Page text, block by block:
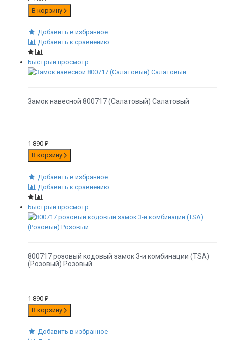
В корзину
Добавить в избранное
Добавить к сравнению
Быстрый просмотр
Замок навесной 800717 (Салатовый) Салатовый
1 890 ₽
В корзину
Добавить в избранное
Добавить к сравнению
Быстрый просмотр
800717 розовый кодовый замок 3-и комбинации (TSA)
(Розовый) Розовый
1 890 ₽
В корзину
Добавить в избранное